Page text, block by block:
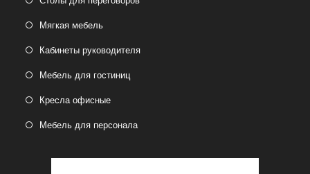
Мягкая мебель
Кабинеты руководителя
Мебель для гостиниц
Кресла офисные
Мебель для персонала